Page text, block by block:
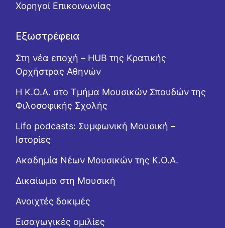
Χορηγοί Επικοινωνίας
Εξωστρέφεια
Στη νέα εποχή – HUB της Κρατικής
Ορχήστρας Αθηνών
Η Κ.Ο.Α. στο Τμήμα Μουσικών Σπουδών της
Φιλοσοφικής Σχολής
Lifo podcasts: Συμφωνική Μουσική –
Ιστορίες
Ακαδημία Νέων Μουσικών της Κ.Ο.Α.
Δικαίωμα στη Μουσική
Ανοιχτές δοκιμές
Εισαγωγικές ομιλίες